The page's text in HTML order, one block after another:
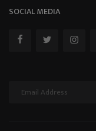
SOCIAL MEDIA